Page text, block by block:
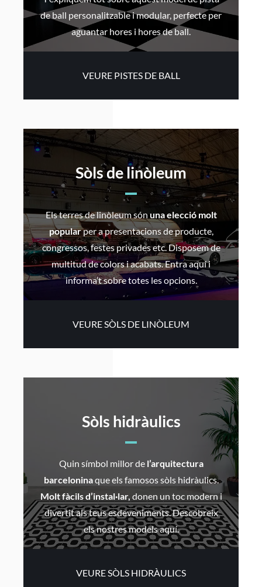
de ball personalitzable i modular, perfecte per
aguantar hores i hores de ball.
VEURE PISTES DE BALL
Sòls de linòleum
Els terres de linòleum són una elecció molt
popularper a presentacions de producte,
congressos, festes privades etc. Disposem de
multitud de colors i acabats. Entra aquí i
informa’t sobre totes les opcions.
VEURE SÒLS DE LINÒLEUM
Sòls hidràulics
Quin símbol millor de l’arquitectura
barceloninaque els famosos sòls hidràulics.
Molt fàcils d’instal·lar, donen un toc modern i
divertit als teus esdeveniments. Descobreix
els nostres models aquí.
VEURE SÒLS HIDRÀULICS